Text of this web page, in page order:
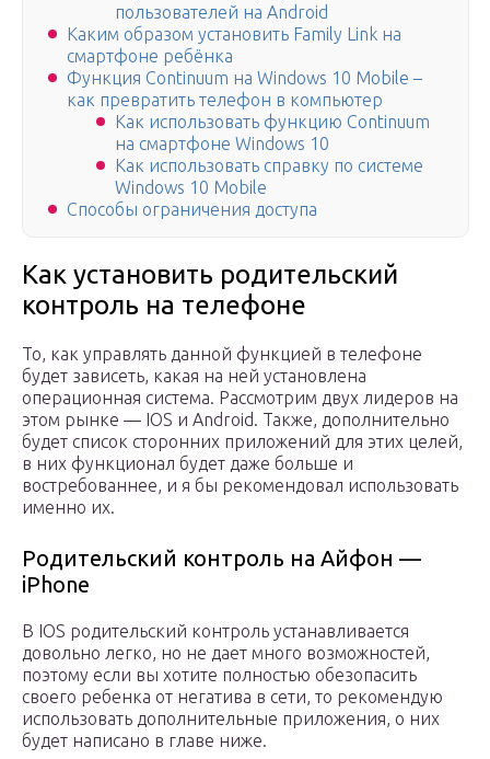
пользователей на Android
Каким образом установить Family Link на
смартфоне ребёнка
Функция Continuum на Windows 10 Mobile –
как превратить телефон в компьютер
Как использовать функцию Continuum
на смартфоне Windows 10
Как использовать справку по системе
Windows 10 Mobile
Способы ограничения доступа
Как установить родительский
контроль на телефоне
То, как управлять данной функцией в телефоне
будет зависеть, какая на ней установлена
операционная система. Рассмотрим двух лидеров на
этом рынке — IOS и Android. Также, дополнительно
будет список сторонних приложений для этих целей,
в них функционал будет даже больше и
востребованнее, и я бы рекомендовал использовать
именно их.
Родительский контроль на Айфон —
iPhone
В IOS родительский контроль устанавливается
довольно легко, но не дает много возможностей,
поэтому если вы хотите полностью обезопасить
своего ребенка от негатива в сети, то рекомендую
использовать дополнительные приложения, о них
будет написано в главе ниже.